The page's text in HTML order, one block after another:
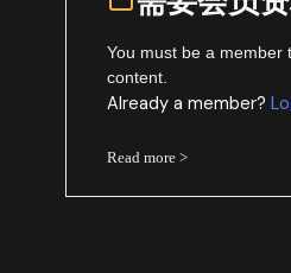
You must be a member
content.
Already a member?
Read more >